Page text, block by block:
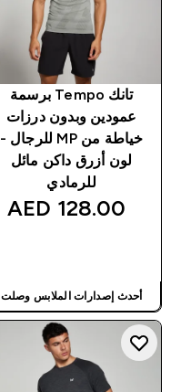
تانك Tempo برسمة
عمودين وبدون درزات
خياطة من MP للرجال -
لون أزرق داكن مائل
للرمادي
128.00 AED‎
أحدث إصدارات الملابس وصلت